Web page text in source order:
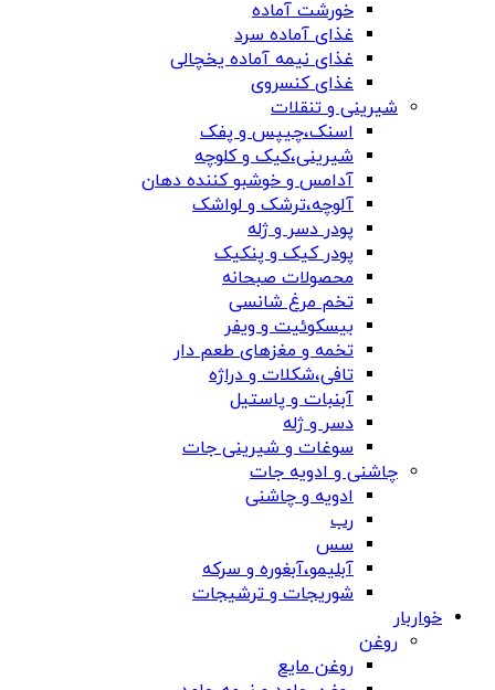
خورشت آماده
غذای آماده سرد
غذای نیمه آماده یخچالی
غذای کنسروی
شیرینی و تنقلات
اسنک،چیپس و پفک
شیرینی،کیک و کلوچه
آدامس و خوشبو کننده دهان
آلوچه،ترشک و لواشک
پودر دسر و ژله
پودر کیک و پنکیک
محصولات صبحانه
تخم مرغ شانسی
بیسکوئیت و ویفر
تخمه و مغزهای طعم دار
تافی،شکلات و دراژه
آبنبات و پاستیل
دسر و ژله
سوغات و شیرینی جات
چاشنی و ادویه جات
ادویه و چاشنی
رب
سس
آبلیمو،آبغوره و سرکه
شوریجات و ترشیجات
خواربار
روغن
روغن مایع